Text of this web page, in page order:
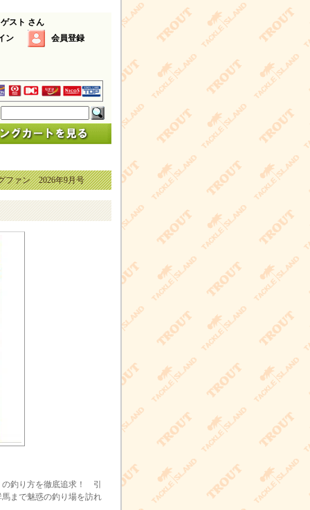
スト さん
ン
会員登録
ファン 2026年9月号
釣り方を徹底追求！ 引
まで魅惑の釣り場を訪れ